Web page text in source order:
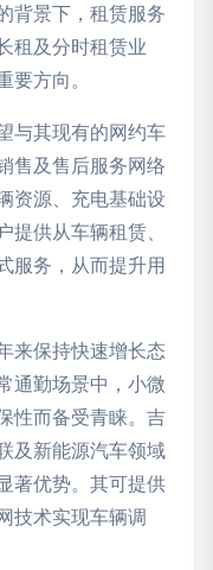
背景下，租赁服务
租及分时租赁业
方向。
与其现有的网约车
售及售后服务网络
资源、充电基础设
供从车辆租赁、
服务，从而提升用
来保持快速增长态
通勤场景中，小微
性而备受青睐。吉
及新能源汽车领域
著优势。其可提供
技术实现车辆调